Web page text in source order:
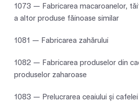
1073 — Fabricarea macaroanelor,
a altor produse făinoase similar
1081 — Fabricarea zahărului
1082 — Fabricarea produselor din
produselor zaharoase
1083 — Prelucrarea ceaiului şi cafelei